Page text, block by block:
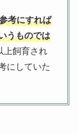
考にすれば
うものでは
上飼育され
にしていた